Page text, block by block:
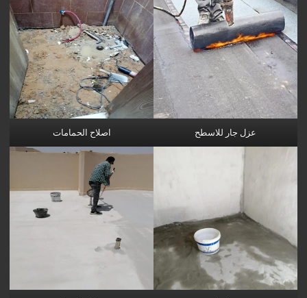
عزل جار للاسطح اصلاح الحمامات